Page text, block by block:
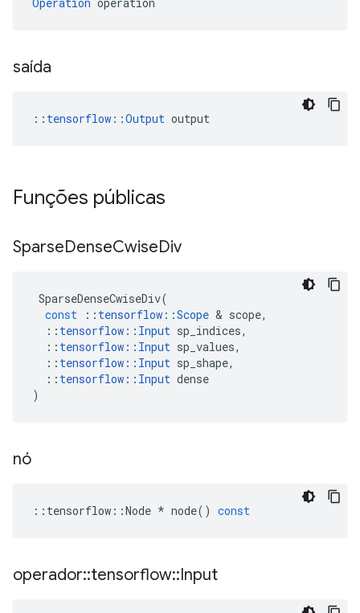
saída
:: tensorflow::Output output
Funções públicas
SparseDenseCwiseDiv
SparseDenseCwiseDiv(
const
:: tensorflow ::Scope & scope,
:: tensorflow :: Input sp_indices,
:: tensorflow :: Input sp_values,
:: tensorflow :: Input sp_shape,
:: tensorflow :: Input dense
)
nó
:: tensorflow ::Node * node() const
operador::tensorflow::Input